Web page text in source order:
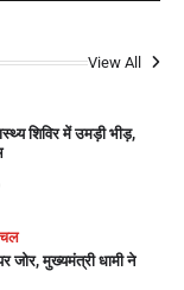
View All
शिविर में उमड़ी भीड़,
जोर, मुख्यमंत्री धामी ने